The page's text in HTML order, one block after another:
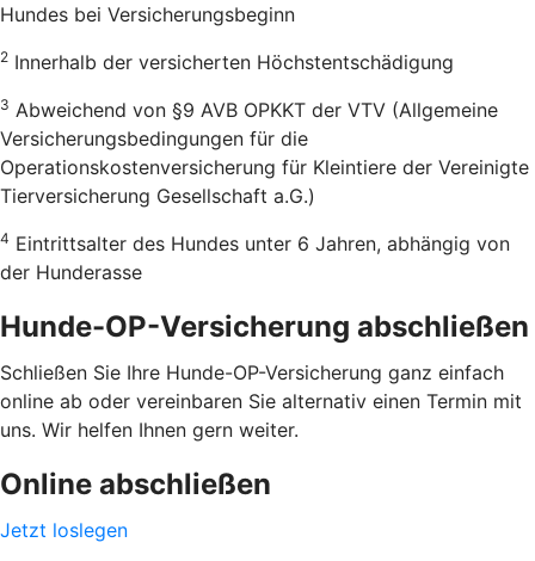
Hundes bei Versicherungsbeginn
2 Innerhalb der versicherten Höchstentschädigung
3 Abweichend von §9 AVB OPKKT der VTV (Allgemeine
Versicherungsbedingungen für die
Operationskostenversicherung für Kleintiere der Vereinigte
Tierversicherung Gesellschaft a.G.)
4 Eintrittsalter des Hundes unter 6 Jahren, abhängig von
der Hunderasse
Hunde-OP-Versicherung abschließen
Schließen Sie Ihre Hunde-OP-Versicherung ganz einfach
online ab oder vereinbaren Sie alternativ einen Termin mit
uns. Wir helfen Ihnen gern weiter.
Online abschließen
Jetzt loslegen